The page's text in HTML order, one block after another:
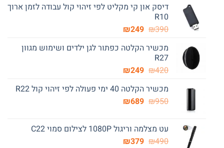
היה:
הוא:
דיסק און קי מקליט לפי זיהוי קול עבודה לזמן ארוך
R10
₪390
המחיר
היה:
₪249 המחיר
הוא:
מכשיר הקלטה כפתור לגן ילדים ושימוש מגוון
R27
₪420
המחיר
היה:
₪420.
₪249 המחיר
הוא:
₪249.
מכשיר הקלטה 40 ימי פעולה לפי זיהוי קול R22
₪950
המחיר
₪950.
₪689 המחיר
₪689.עט מצלמה וריגול 1080P לצילום סמוי C22
₪490
המחיר
₪379 המחיר